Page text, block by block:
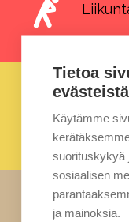
Tietoa
evästeistä
Käytämme
suorituskykyä
sosiaalisen
ja mainoksia.